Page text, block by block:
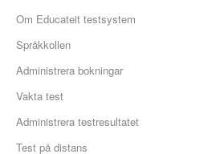
Om Educateit testsystem
Språkkollen
Administrera bokningar
Vakta test
Administrera testresultatet
Test på distans